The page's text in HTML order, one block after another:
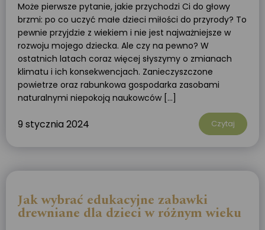
Może pierwsze pytanie, jakie przychodzi Ci do głowy
brzmi: po co uczyć małe dzieci miłości do przyrody? To
pewnie przyjdzie z wiekiem i nie jest najważniejsze w
rozwoju mojego dziecka. Ale czy na pewno? W
ostatnich latach coraz więcej słyszymy o zmianach
klimatu i ich konsekwencjach. Zanieczyszczone
powietrze oraz rabunkowa gospodarka zasobami
naturalnymi niepokoją naukowców […]
9 stycznia 2024 Czytaj
Jak wybrać edukacyjne zabawki
drewniane dla dzieci w różnym wieku